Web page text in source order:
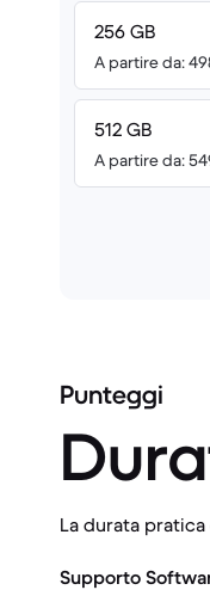
256 GB
A partire da:
512 GB
A partire da:
Punteggi
La durata
Supporto